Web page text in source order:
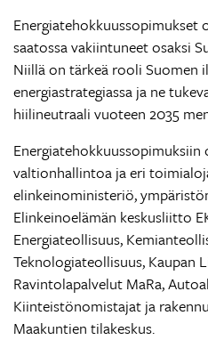
Energiatehokkuussopimukset
saatossa vakiintuneet osaksi
Niillä on tärkeä rooli Suomen
energiastrategiassa ja ne
hiilineutraali vuoteen 2035
valtionhallintoa ja eri
elinkeinoministeriö,
Elinkeinoelämän keskusliitto
Energiateollisuus,
Teknologiateollisuus, Kaupan
Ravintolapalvelut MaRa,
Kiinteistönomistajat ja
Maakuntien tilakeskus.